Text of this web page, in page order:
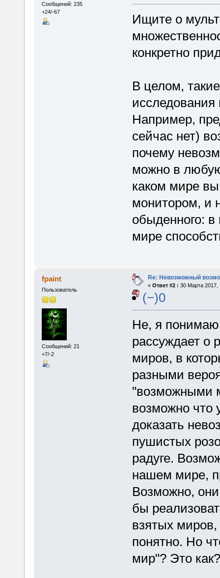
Сообщений: 235
+24/-67
Ищите о
конкретно
В целом,
исследования
Например,
сейчас нет)
почему
можно в
каком мире
монитором, и
обыденного: в
мире
fpaint
Пользователь
Сообщений: 21
+7/-2
Re: Невозможный
« Ответ #2 : 30 Марта 2017,
(−)0
Не, я
рассуждает о
миров, в
разными
"возможными
возможно что
доказать
пушистых
радуге.
нашем мире,
Возможно,
бы
взятых
понятно. Но
мир"? Это как?